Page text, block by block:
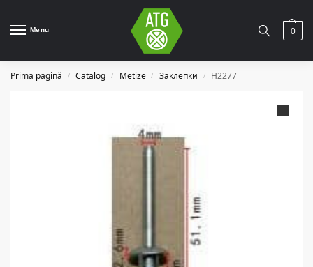
Menu 0
Prima pagină / Catalog / Metize / Заклепки / H2277